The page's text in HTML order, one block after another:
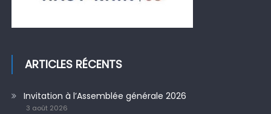
ARTICLES RÉCENTS
Invitation à l’Assemblée générale 2026
3 août 2026